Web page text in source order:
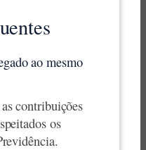
ao mesmo
contribuições
os